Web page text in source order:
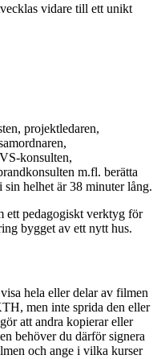
vidare till ett unikt
projektledaren,
konsulten,
m.fl. berätta
helhet är 38 minuter lång.
ett pedagogiskt verktyg för
bygget av ett nytt hus.
hela eller delar av filmen
men inte sprida den eller
att andra kopierar eller
behöver du därför signera
och ange i vilka kurser